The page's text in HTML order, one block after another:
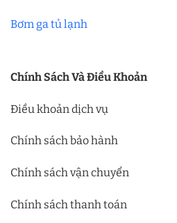
Bơm ga tủ lạnh
Chính Sách Và Điều Khoản
Điều khoản dịch vụ
Chính sách bảo hành
Chính sách vận chuyển
Chính sách thanh toán